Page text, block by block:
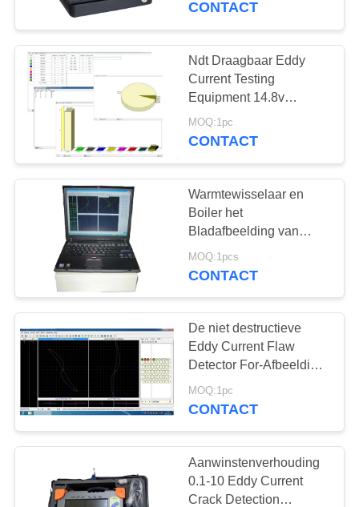
ONS
VERZOEK
OM EEN
CITAAT
SITEMAP
PRIVACY
POLICY
Laagdiktemeter
108
Draagbare
hardheidsmeter
X-Ray Fout Detector
CONTACT
Ndt Draagbaar Eddy
Current Testing
Equipment 14.8v
bouwde Lithiumbatterij
in
MOQ:1pc
CONTACT
Warmtewisselaar en
Boiler het
Bladafbeelding van
Buiseddy current
detector with tube
MOQ:1pcs
CONTACT
De niet destructieve
Eddy Current Flaw
Detector For-Afbeelding
van het Buisblad
MOQ:1pc
CONTACT
Aanwinstenverhouding
0.1-10 Eddy Current
Crack Detection